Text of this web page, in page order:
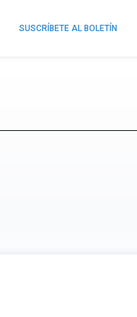
SUSCRÍBETE AL BOLETÍN